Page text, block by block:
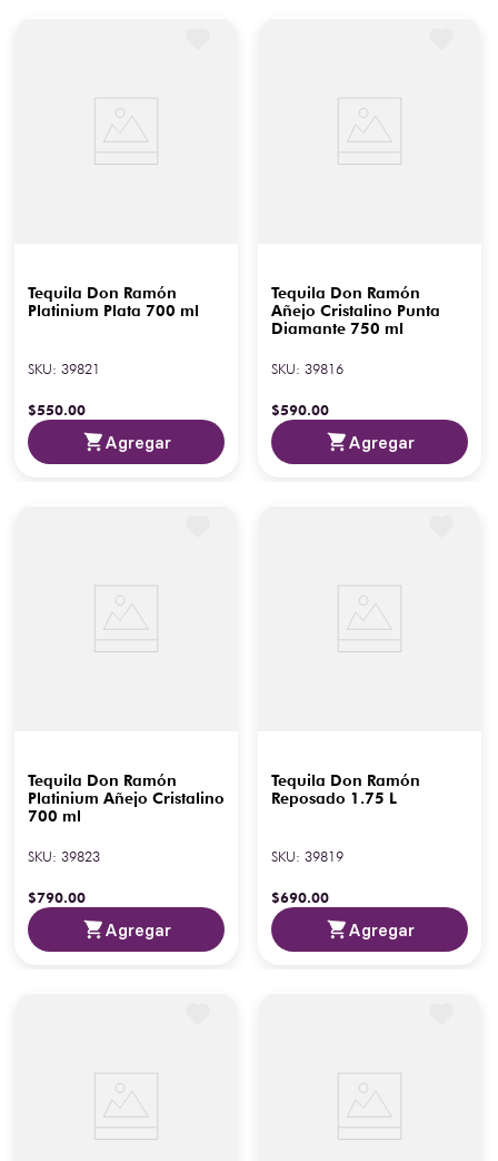
Tequila Don Ramón
Platinium Plata 700 ml
SKU: 39821
$550.00
Agregar
Tequila Don Ramón
Añejo Cristalino Punta
Diamante 750 ml
SKU: 39816
$590.00
Agregar
Tequila Don Ramón
Platinium Añejo Cristalino
700 ml
SKU: 39823
$790.00
Agregar
Tequila Don Ramón
Reposado 1.75 L
SKU: 39819
$690.00
Agregar